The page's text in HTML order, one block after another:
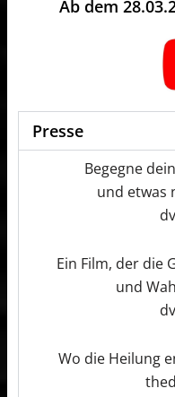
Ab dem
Presse
Begegne
und etwas
Ein Film, der die
und
Wo die Heilung